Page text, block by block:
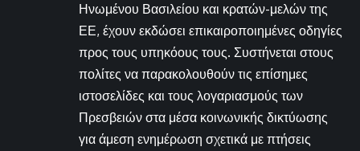
Ηνωμένου Βασιλείου και κρατών-μελών της
ΕΕ, έχουν εκδώσει επικαιροποιημένες οδηγίες
προς τους υπηκόους τους. Συστήνεται στους
πολίτες να παρακολουθούν τις επίσημες
ιστοσελίδες και τους λογαριασμούς των
Πρεσβειών στα μέσα κοινωνικής δικτύωσης
για άμεση ενημέρωση σχετικά με πτήσεις